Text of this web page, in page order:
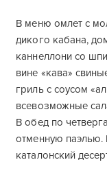
В меню омлет с
дикого кабана,
каннеллони со
вине «кава»
гриль с соусом
всевозможные
В обед по
отменную паэлью.
каталонский